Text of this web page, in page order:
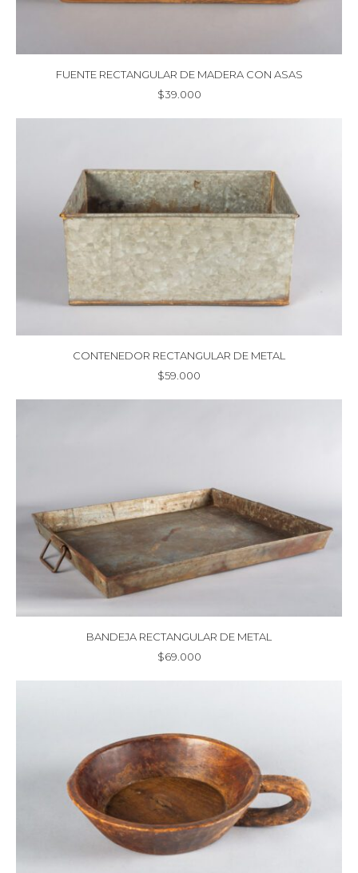
FUENTE RECTANGULAR DE MADERA CON ASAS
$39.000
CONTENEDOR RECTANGULAR DE METAL
$59.000
BANDEJA RECTANGULAR DE METAL
$69.000